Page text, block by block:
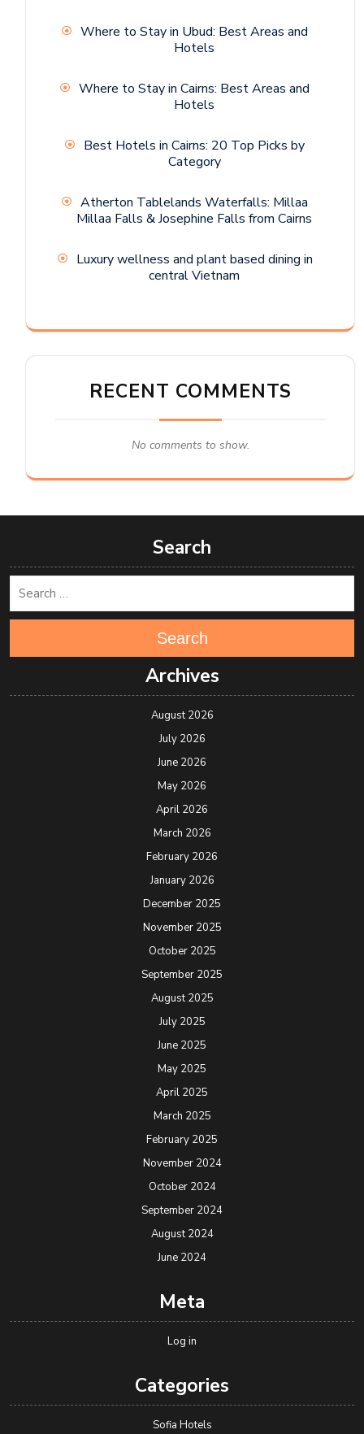
Where to Stay in Ubud: Best Areas and
Hotels
Where to Stay in Cairns: Best Areas and
Hotels
Best Hotels in Cairns: 20 Top Picks by
Category
Atherton Tablelands Waterfalls: Millaa
Millaa Falls & Josephine Falls from Cairns
Luxury wellness and plant based dining in
central Vietnam
RECENT COMMENTS
No comments to show.
Search
Search
Archives
August 2026
July 2026
June 2026
May 2026
April 2026
March 2026
February 2026
January 2026
December 2025
November 2025
October 2025
September 2025
August 2025
July 2025
June 2025
May 2025
April 2025
March 2025
February 2025
November 2024
October 2024
September 2024
August 2024
June 2024
Meta
Log in
Categories
Sofia Hotels